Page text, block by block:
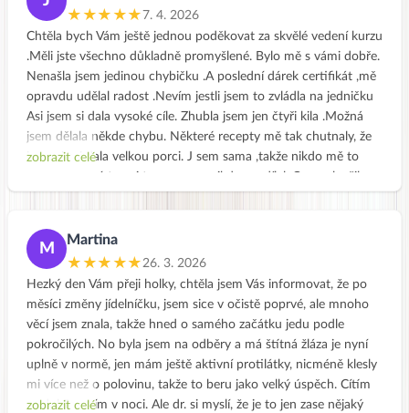
Vašich stránkách jsou recepty prakticky uspořádány a mohu se
v nich rychle orientovat.Také všechny rady je dobré si
zopakovat.Stránky jsou skvělé a za ty roky vidím že stále je
něco nového.Děkuji za Vaši snahu,nabádat nás ke zdravějšímu
jídelníčku.Jiřina Hlisníková
★★★★★ 7. 4. 2026
Chtěla bych Vám ještě jednou poděkovat za skvělé vedení kurzu
.Měli jste všechno důkladně promyšlené. Bylo mě s vámi dobře.
Nenašla jsem jedinou chybičku .A poslední dárek certifikát ,mě
opravdu udělal radost .Nevím jestli jsem to zvládla na jedničku
Asi jsem si dala vysoké cíle. Zhubla jsem jen čtyři kila .Možná
jsem dělala někde chybu. Některé recepty mě tak chutnaly, že
jsem si asi dala velkou porci. J sem sama ,takže nikdo mě to
kamarádka mi řekla že jsem nějaká jiná, taková rozzářená .Tak
když to tak čtu tak přece jsem něčeho dosáhla. Už se dovedu i
radovat .Ale budu pokračovat dál v očistě .Zdravotních
problémů mám ještě dost a hlavně je to způsobeno mou
nadváhou. .Evi jak Tobě to dlouho trvalo ,než ses zbavila všech
nemocí.? Jinak jsem ráda ,že jsem se přihlásila do vašeho
kurzu.Ted už vím jak na to.Ale trvalo mi to , šlo mi to všechno
moc pomalu .Jinak vám přeji moc úspěchů ve vaší záslužné
práci.
zobrazit celé
M
Martina
★★★★★26. 3. 2026
Hezký den Vám přeji holky, chtěla jsem Vás informovat, že po
měsíci změny jídelníčku, jsem sice v očistě poprvé, ale mnoho
věcí jsem znala, takže hned o samého začátku jedu podle
pokročilých. No byla jsem na odběry a má štítná žláza je nyní
uplně v normě, jen mám ještě aktivní protilátky, nicméně klesly
mi více než o polovinu, takže to beru jako velký úspěch. Cítím
se dobře, spím v noci. Ale dr. si myslí, že je to jen zase nějaký
zobrazit celé